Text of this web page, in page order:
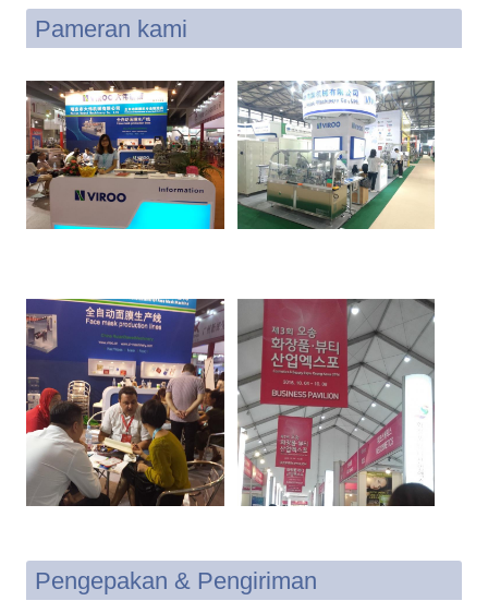
Pameran kami
Pengepakan & Pengiriman